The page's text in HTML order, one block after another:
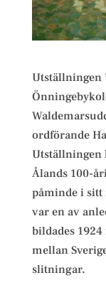
Utställningen
ordförande
Utställningen
Ålands 100-
påminde i
var en av
bildades
mellan
slitningar.